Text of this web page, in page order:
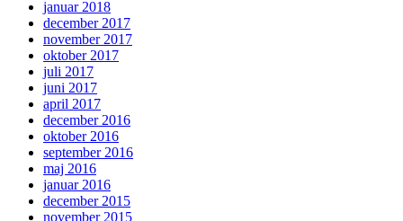
januar 2018
december 2017
november 2017
oktober 2017
juli 2017
juni 2017
april 2017
december 2016
oktober 2016
september 2016
maj 2016
januar 2016
december 2015
november 2015